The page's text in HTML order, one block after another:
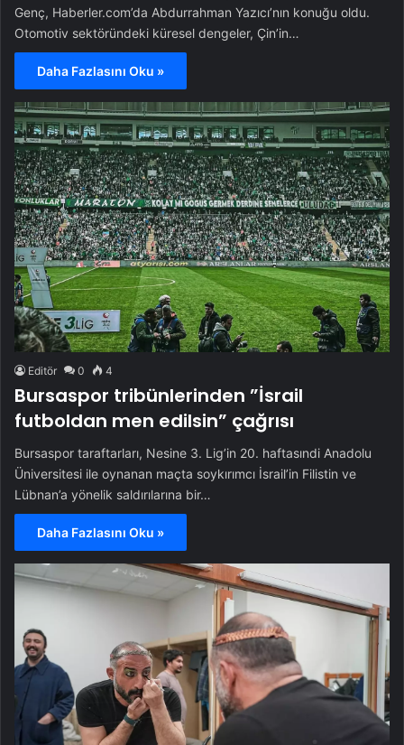
Genç, Haberler.com’da Abdurrahman Yazıcı’nın konuğu oldu.
Otomotiv sektöründeki küresel dengeler, Çin’in…
Daha Fazlasını Oku »
Editör 0 4
Bursaspor tribünlerinden ”İsrail
futboldan men edilsin” çağrısı
Bursaspor taraftarları, Nesine 3. Lig’in 20. haftasındi Anadolu
Üniversitesi ile oynanan maçta soykırımcı İsrail’in Filistin ve
Lübnan’a yönelik saldırılarına bir…
Daha Fazlasını Oku »